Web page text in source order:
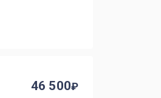
46 500